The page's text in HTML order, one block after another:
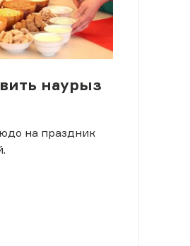
наурыз
на праздник